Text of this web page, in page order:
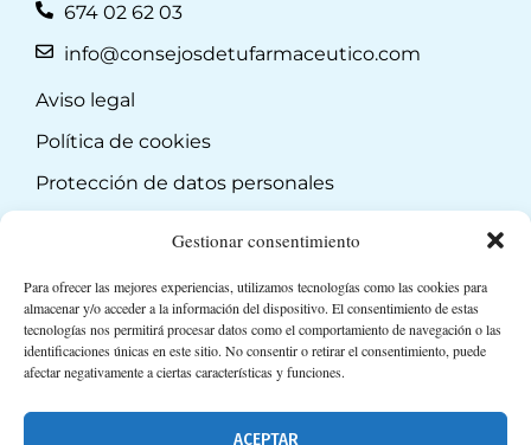
Gestionar consentimiento
Para ofrecer las mejores experiencias, utilizamos tecnologías como las cookies para
almacenar y/o acceder a la información del dispositivo. El consentimiento de estas
tecnologías nos permitirá procesar datos como el comportamiento de navegación o las
identificaciones únicas en este sitio. No consentir o retirar el consentimiento, puede
afectar negativamente a ciertas características y funciones.
ACEPTAR
674 02 62 03
info@consejosdetufarmaceutico.com
Aviso legal
Política de cookies
Protección de datos personales